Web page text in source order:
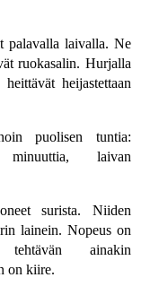
palavalla laivalla. Ne
ruokasalin. Hurjalla
heijastettaan
puolisen tuntia:
minuuttia, laivan
surista. Niiden
lainein. Nopeus on
ainakin
on kiire.